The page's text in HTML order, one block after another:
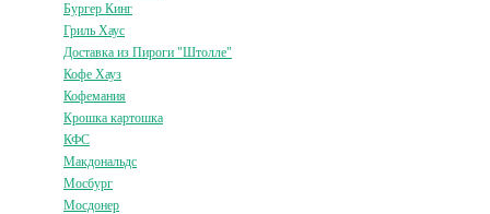
Бургер Кинг
Гриль Хаус
Доставка из Пироги "Штолле"
Кофе Хауз
Кофемания
Крошка картошка
КФС
Макдональдс
Мосбург
Мосдонер